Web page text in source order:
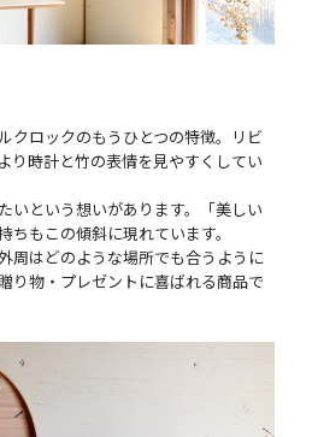
クロックのもうひとつの特徴。リビ
り時計と竹の表情を見やすくしてい
いという想いがあります。「美しい
もこの傾斜に現れています。
周はどのような場所でも合うように
り物・プレゼントに喜ばれる商品で